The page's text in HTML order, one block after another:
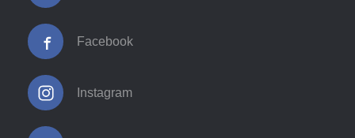
Facebook
Instagram